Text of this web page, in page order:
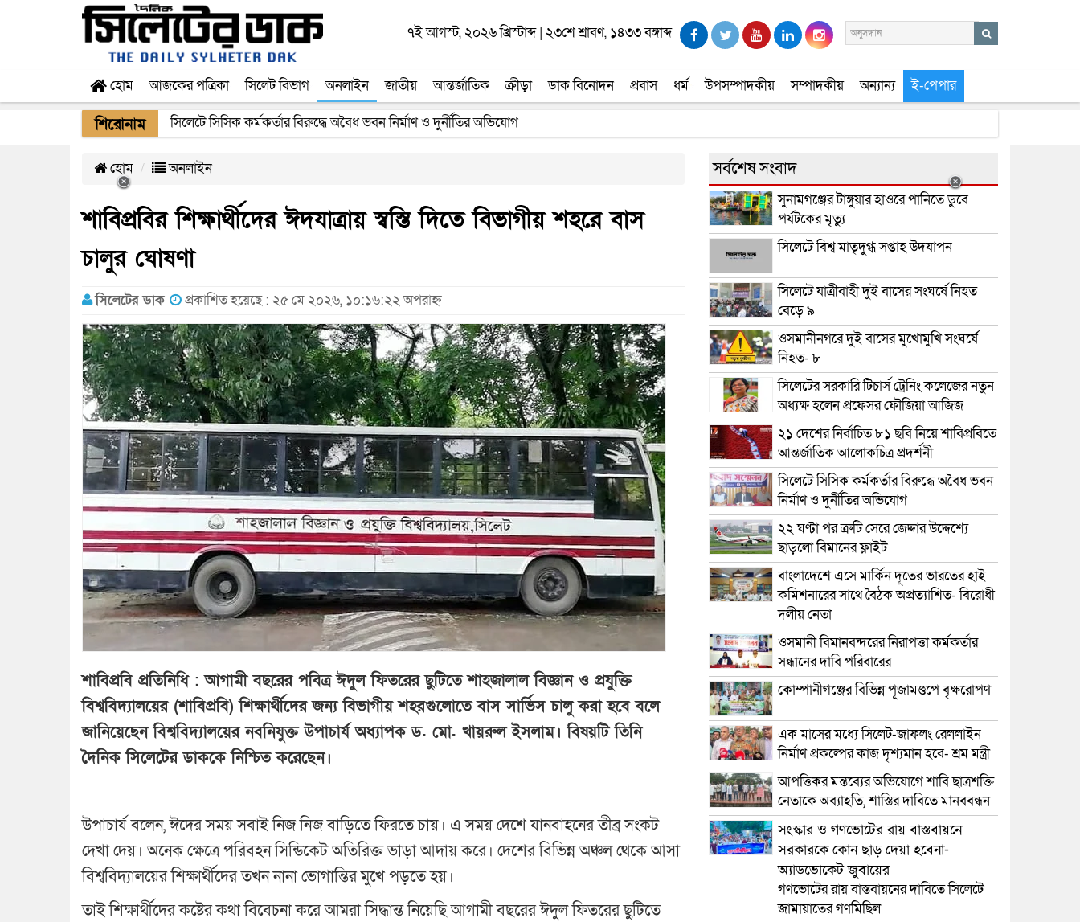
৭ই আগস্ট, ২০২৬ খ্রিস্টাব্দ| ২৩শে শ্রাবণ, ১৪৩৩ বঙ্গাব্দ
হোম আজকের পত্রিকা সিলেট বিভাগ অনলাইন জাতীয় আন্তর্জাতিক ক্রীড়া ডাক বিনোদন প্রবাস ধর্ম উপসম্পাদকীয় সম্পাদকীয় অন্যান্য ই-পেপার
শিরোনাম সিলেটে সিসিক কর্মকর্তার বিরুদ্ধে অবৈধ ভবন নির্মাণ ও দুর্নীতির অভিযোগ
হোম অনলাইন
শাবিপ্রবির শিক্ষার্থীদের ঈদযাত্রায় স্বস্তি দিতে বিভাগীয় শহরে বাস
চালুর ঘোষণা
সিলেটের ডাক প্রকাশিত হয়েছে : ২৫ মে ২০২৬, ১০:১৬:২২ অপরাহ্ন
শাবিপ্রবি প্রতিনিধি : আগামী বছরের পবিত্র ঈদুল ফিতরের ছুটিতে শাহজালাল বিজ্ঞান ও প্রযুক্তি
বিশ্ববিদ্যালয়ের (শাবিপ্রবি) শিক্ষার্থীদের জন্য বিভাগীয় শহরগুলোতে বাস সার্ভিস চালু করা হবে বলে
জানিয়েছেন বিশ্ববিদ্যালয়ের নবনিযুক্ত উপাচার্য অধ্যাপক ড. মো. খায়রুল ইসলাম। বিষয়টি তিনি
দৈনিক সিলেটের ডাককে নিশ্চিত করেছেন।
উপাচার্য বলেন, ঈদের সময় সবাই নিজ নিজ বাড়িতে ফিরতে চায়। এ সময় দেশে যানবাহনের তীব্র সংকট
দেখা দেয়। অনেক ক্ষেত্রে পরিবহন সিন্ডিকেট অতিরিক্ত ভাড়া আদায় করে। দেশের বিভিন্ন অঞ্চল থেকে আসা
বিশ্ববিদ্যালয়ের শিক্ষার্থীদের তখন নানা ভোগান্তির মুখে পড়তে হয়।
তাই শিক্ষার্থীদের কষ্টের কথা বিবেচনা করে আমরা সিদ্ধান্ত নিয়েছি আগামী বছরের ঈদুল ফিতরের ছুটিতে
সর্বশেষ সংবাদ
সুনামগঞ্জের টাঙ্গুয়ার হাওরে পানিতে ডুবে
পর্যটকের মৃত্যু
সিলেটে বিশ্ব মাতৃদুগ্ধ সপ্তাহ উদযাপন
সিলেটে যাত্রীবাহী দুই বাসের সংঘর্ষে নিহত
বেড়ে ৯
ওসমানীনগরে দুই বাসের মুখোমুখি সংঘর্ষে
নিহত- ৮
সিলেটের সরকারি টিচার্স ট্রেনিং কলেজের নতুন
অধ্যক্ষ হলেন প্রফেসর ফৌজিয়া আজিজ
২১ দেশের নির্বাচিত ৮১ ছবি নিয়ে শাবিপ্রবিতে
আন্তর্জাতিক আলোকচিত্র প্রদর্শনী
সিলেটে সিসিক কর্মকর্তার বিরুদ্ধে অবৈধ ভবন
নির্মাণ ও দুর্নীতির অভিযোগ
২২ ঘণ্টা পর ত্রুটি সেরে জেদ্দার উদ্দেশ্যে
ছাড়লো বিমানের ফ্লাইট
বাংলাদেশে এসে মার্কিন দূতের ভারতের হাই
কমিশনারের সাথে বৈঠক অপ্রত্যাশিত- বিরোধী
দলীয় নেতা
ওসমানী বিমানবন্দরের নিরাপত্তা কর্মকর্তার
সন্ধানের দাবি পরিবারের
কোম্পানীগঞ্জের বিভিন্ন পূজামণ্ডপে বৃক্ষরোপণ
এক মাসের মধ্যে সিলেট-জাফলং রেললাইন
নির্মাণ প্রকল্পের কাজ দৃশ্যমান হবে- শ্রম মন্ত্রী
আপত্তিকর মন্তব্যের অভিযোগে শাবি ছাত্রশক্তি
নেতাকে অব্যাহতি, শাস্তির দাবিতে মানববন্ধন
সংস্কার ও গণভোটের রায় বাস্তবায়নে
সরকারকে কোন ছাড় দেয়া হবেনা-
অ্যাডভোকেট জুবায়ের
গণভোটের রায় বাস্তবায়নের দাবিতে সিলেটে
জামায়াতের গণমিছিল